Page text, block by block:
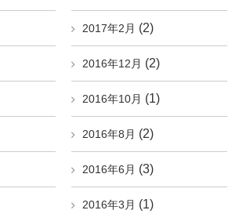
2017年2月 (2)
2016年12月 (2)
2016年10月 (1)
2016年8月 (2)
2016年6月 (3)
2016年3月 (1)